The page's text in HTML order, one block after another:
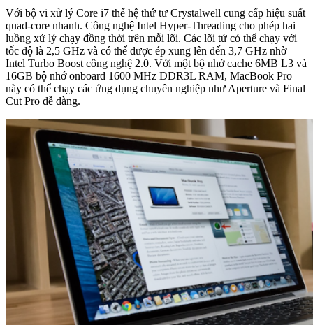
Với bộ vi xử lý Core i7 thế hệ thứ tư Crystalwell cung cấp hiệu suất
quad-core nhanh. Công nghệ Intel Hyper-Threading cho phép hai
luồng xử lý chạy đồng thời trên mỗi lõi. Các lõi tứ có thể chạy với
tốc độ là 2,5 GHz và có thể được ép xung lên đến 3,7 GHz nhờ
Intel Turbo Boost công nghệ 2.0. Với một bộ nhớ cache 6MB L3 và
16GB bộ nhớ onboard 1600 MHz DDR3L RAM, MacBook Pro
này có thể chạy các ứng dụng chuyên nghiệp như Aperture và Final
Cut Pro dễ dàng.